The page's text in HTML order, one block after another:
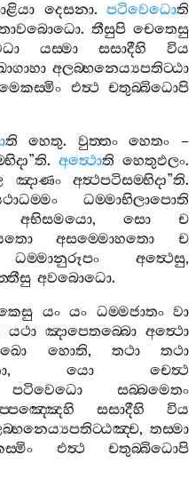
දෙසනා. පටිවෙධොති
. තීසුපි චෙතෙසු
යස‍්මා සසාදීහි
විය
අලබ‍්භනෙය්‍යපතිට‍්ඨා
එත්‍ථ චතුබ‍්බිධොපි
ති හෙතු. වුත‍්තං හෙතං –
”ති. අත්‍ථොති හෙතුඵලං.
ඤාණං අත්‍ථපටිසම‍්භිදා”ති.
ධම‍්මාභිලාපොති
අභිසමයො, සො
ච
අසම‍්මොහතො
ච
ධම‍්මානුරූපං අත්‍ථෙසු,
අවබොධො.
යං යං ධම‍්මජාතං වා
යථා ඤාපෙතබ‍්බො අත්‍ථො
හොති, තථා
තථා
, යො
චෙත්‍ථ
පටිවෙධො
සබ‍්බමෙතං
සසාදීහි
විය
, තස‍්මා
එත්‍ථ
චතුබ‍්බිධොපි